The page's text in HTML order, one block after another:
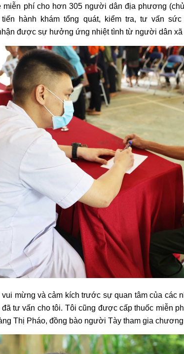
miễn phí cho hơn 305 người dân địa phương
hành khám tổng quát, kiểm tra, tư vấn
được sự hưởng ứng nhiệt tình từ người dân
mừng và cảm kích trước sự quan tâm của các
đã tư vấn cho tôi. Tôi cũng được cấp thuốc miễn
Thị Pháo, đồng bào người Tày tham gia